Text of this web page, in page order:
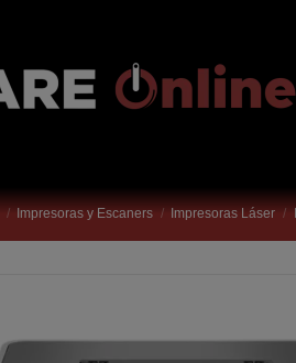
Impresoras y Escaners Impresoras Láser